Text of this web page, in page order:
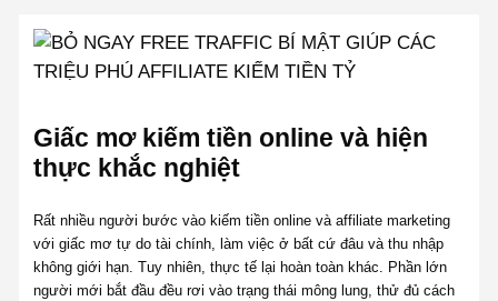
Giấc mơ kiếm tiền online và hiện
thực khắc nghiệt
Rất nhiều người bước vào kiếm tiền online và affiliate marketing
với giấc mơ tự do tài chính, làm việc ở bất cứ đâu và thu nhập
không giới hạn. Tuy nhiên, thực tế lại hoàn toàn khác. Phần lớn
người mới bắt đầu đều rơi vào trạng thái mông lung, thử đủ cách